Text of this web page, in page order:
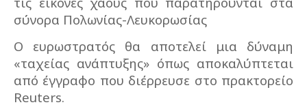
σύνορα Πολωνίας-Λευκορωσίας
Ο ευρωστρατός θα αποτελεί μια δύναμη
«ταχείας ανάπτυξης» όπως αποκαλύπτεται
από έγγραφο που διέρρευσε στο πρακτορείο
Reuters.